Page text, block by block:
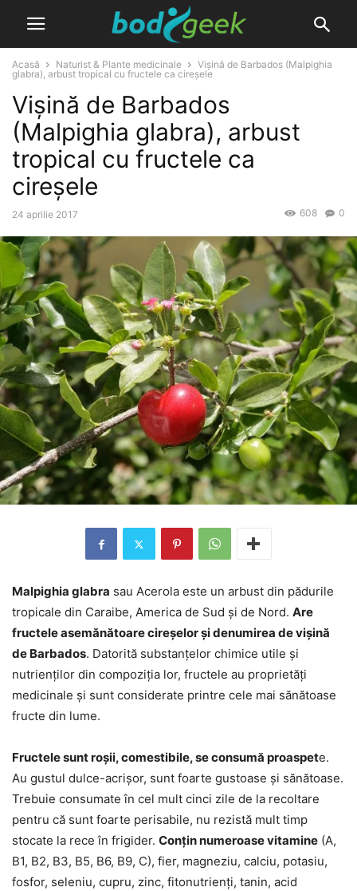
Acasă Naturist & Plante medicinale
Vișină de Barbados (Malpighia
glabra), arbust tropical cu fructele ca cireșele
Vișină de Barbados
(Malpighia glabra), arbust
tropical cu fructele ca
cireșele
24 aprilie 2017 0
608
Malpighia glabra sau Acerola este un arbust din pădurile
tropicale din Caraibe, America de Sud și de Nord. Are
fructele asemănătoare cireșelor și denumirea de vișină
de Barbados. Datorită substanțelor chimice utile și
nutrienților din compoziția lor, fructele au proprietăți
medicinale și sunt considerate printre cele mai sănătoase
fructe din lume.
Fructele sunt roșii, comestibile, se consumă proaspete.
Au gustul dulce-acrișor, sunt foarte gustoase și sănătoase.
Trebuie consumate în cel mult cinci zile de la recoltare
pentru că sunt foarte perisabile, nu rezistă mult timp
stocate la rece în frigider. Conțin numeroase vitamine (A,
B1, B2, B3, B5, B6, B9, C), fier, magneziu, calciu, potasiu,
fosfor, seleniu, cupru, zinc, fitonutrienți, tanin, acid